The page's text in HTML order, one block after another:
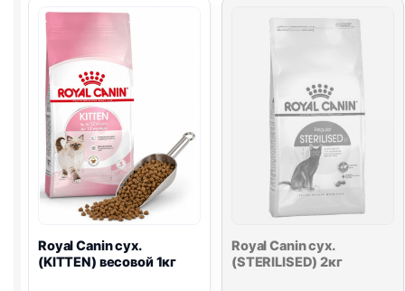
COON)
весовой
1кг
весовой
Royal Canin сух.
(KITTEN) весовой 1кг
Royal Canin сух.
(STERILISED) 2кг